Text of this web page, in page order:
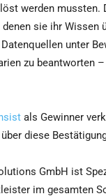
werden mussten.
sie ihr Wissen
unter
zu beantworten
als Gewinner
diese
GmbH ist
im gesamten